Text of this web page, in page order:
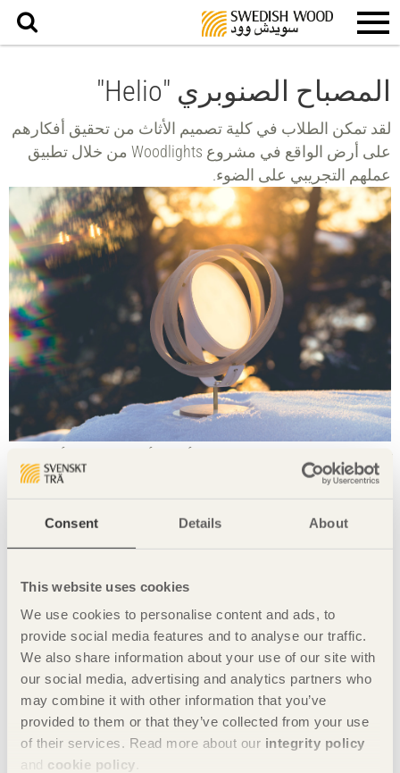
Consent Details About
This website uses cookies
We use cookies to personalise content and ads, to
provide social media features and to analyse our traffic.
We also share information about your use of our site with
our social media, advertising and analytics partners who
may combine it with other information that you’ve
provided to them or that they’ve collected from your use
of their services. Read more about our integrity policy
and cookie policy
بحث
المصباح الصنوبري "Helio"
لقد تمكن الطلاب في كلية تصميم الأثاث من تحقيق أفكارهم
على أرض الواقع في مشروع Woodlights من خلال تطبيق
عملهم التجريبي على الضوء.
غريند.
البشر بدراسات الفضاء.
إن الفكرة مستمدة من أكبر مصدر للضوء لنا - الشمس - ومن هذا
الحلق، الكرات السماوية، ونظام مركزية الشمس. فالمصباح يشبه
إلى حد كبير نظامنا الشمسي، يكون مصدر الضوء في المركز حيث
يبرز ما يحيط به ويطوقه. وحيث أن المصباح والحلقات المحيطة بها
قابلة للتعديل وتغيير الاتجاه، فإنه يسمح للمستخدم بالتفاعل واللعب
به للتأثير على الضوء والظلال مما يجعلها أداة إضاءة مثيرة. حيث
يلتقي الماضي بالحاضر في هذا المصباح المصنوع من الخشب
الصنوبري السويدي وإنارة LED ، والألومنيوم المطلي بالبودرة،
والتفاصيل المصنوعة من النحاس.
يمكنك هنا قراءة البيان الصحفي "المصباح الصنوبري - تصميم جديد